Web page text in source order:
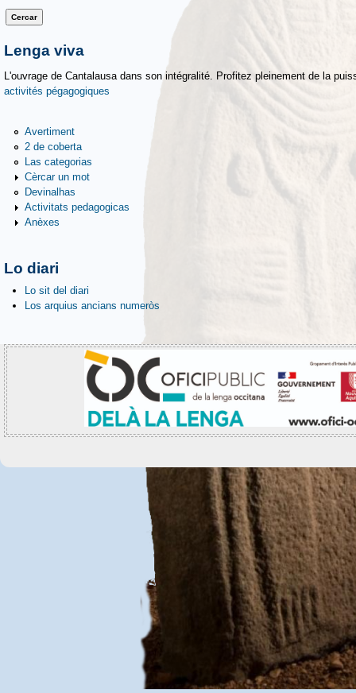
Lenga viva
L'ouvrage de Cantalausa dans son intégralité. Profitez pleinement de la
activités pégagogiques
Avertiment
2 de coberta
Las categorias
Cèrcar un mot
Devinalhas
Activitats pedagogicas
Anèxes
Lo diari
Lo sit del diari
Los arquius ancians numeròs